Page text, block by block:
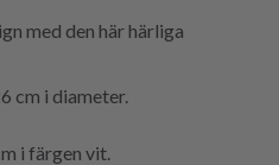
med den här härliga
cm i diameter.
i färgen vit.